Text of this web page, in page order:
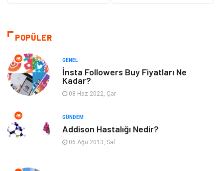
Otomotiv
Giyim
Cilt ve Deri Hastalıkları
Organizasyon Hastalıklar
POPÜLER
GENEL
İnsta Followers Buy Fiyatları Ne
Kadar?
08 Haz 2022, Çar
GÜNDEM
Addison Hastalığı Nedir?
06 Ağu 2013, Sal